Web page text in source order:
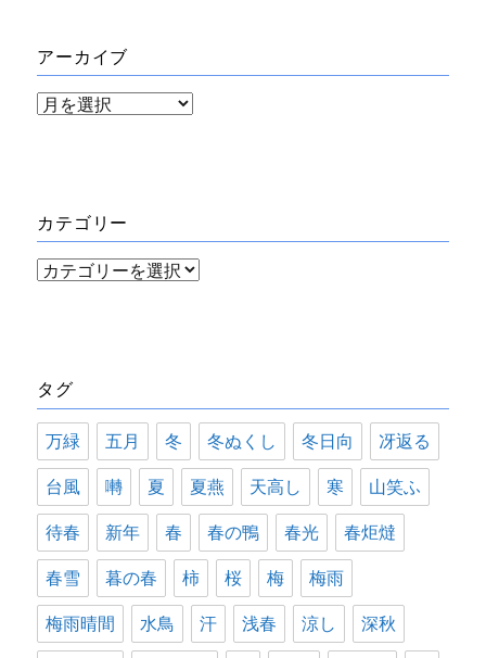
アーカイブ
ア
ブ
カテゴリー
カ
ー
タグ
万緑 五月 冬 冬ぬくし 冬日向 冴返る
台風 囀 夏 夏燕 天高し 寒 山笑ふ
待春 新年 春 春の鴨 春光 春炬燵
春雪 暮の春 柿 桜 梅 梅雨
梅雨晴間 水鳥 汗 浅春 涼し 深秋